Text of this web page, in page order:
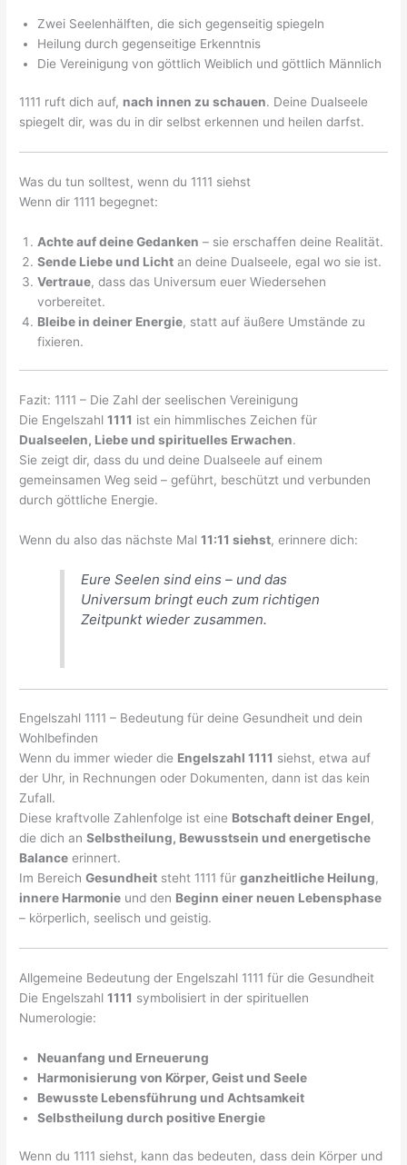
Zwei Seelenhälften, die sich gegenseitig spiegeln
Heilung durch gegenseitige Erkenntnis
Die Vereinigung von göttlich Weiblich und göttlich Männlich
1111 ruft dich auf, nach innen zu schauen. Deine Dualseele
spiegelt dir, was du in dir selbst erkennen und heilen darfst.
Was du tun solltest, wenn du 1111 siehst
Wenn dir 1111 begegnet:
Achte auf deine Gedanken – sie erschaffen deine Realität.
Sende Liebe und Licht an deine Dualseele, egal wo sie ist.
Vertraue, dass das Universum euer Wiedersehen
vorbereitet.
Bleibe in deiner Energie, statt auf äußere Umstände zu
fixieren.
Fazit: 1111 – Die Zahl der seelischen Vereinigung
Die Engelszahl1111 ist ein himmlisches Zeichen für
Dualseelen, Liebe und spirituelles Erwachen.
Sie zeigt dir, dass du und deine Dualseele auf einem
gemeinsamen Weg seid – geführt, beschützt und verbunden
durch göttliche Energie.
Wenn du also das nächste Mal11:11 siehst, erinnere dich:
Eure Seelen sind eins – und das
Universum bringt euch zum richtigen
Zeitpunkt wieder zusammen.
Engelszahl 1111 – Bedeutung für deine Gesundheit und dein
Wohlbefinden
Wenn du immer wieder die Engelszahl 1111 siehst, etwa auf
der Uhr, in Rechnungen oder Dokumenten, dann ist das kein
Zufall.
Diese kraftvolle Zahlenfolge ist eine Botschaft deiner Engel,
die dich anSelbstheilung, Bewusstsein und energetische
Balance erinnert.
Im BereichGesundheit steht 1111 fürganzheitliche Heilung,
innere Harmonie und den Beginn einer neuen Lebensphase
– körperlich, seelisch und geistig.
Allgemeine Bedeutung der Engelszahl 1111 für die Gesundheit
Die Engelszahl1111 symbolisiert in der spirituellen
Numerologie:
Neuanfang und Erneuerung
Harmonisierung von Körper, Geist und Seele
Bewusste Lebensführung und Achtsamkeit
Selbstheilung durch positive Energie
Wenn du 1111 siehst, kann das bedeuten, dass dein Körper und